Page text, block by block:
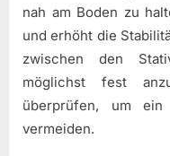
nah am Boden zu
und erhöht die
zwischen den
möglichst fest
überprüfen, um
vermeiden.